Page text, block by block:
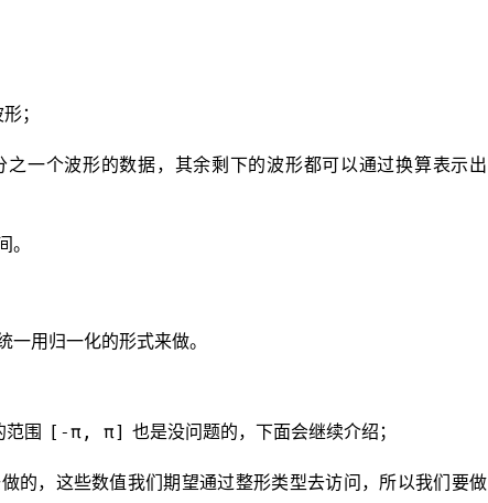
；
一个波形的数据，其余剩下的波形都可以通过换算表示出
。
一用归一化的形式来做。
范围 [-π, π] 也是没问题的，下面会继续介绍；
的，这些数值我们期望通过整形类型去访问，所以我们要做